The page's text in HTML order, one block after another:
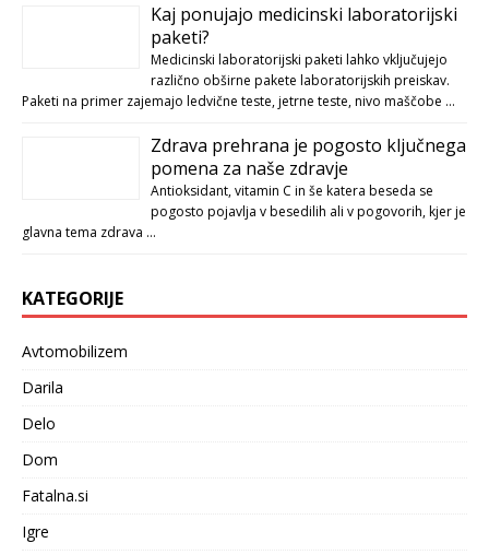
Kaj ponujajo medicinski laboratorijski
paketi?
Medicinski laboratorijski paketi lahko vključujejo
različno obširne pakete laboratorijskih preiskav.
Paketi na primer zajemajo ledvične teste, jetrne teste, nivo maščobe …
Zdrava prehrana je pogosto ključnega
pomena za naše zdravje
Antioksidant, vitamin C in še katera beseda se
pogosto pojavlja v besedilih ali v pogovorih, kjer je
glavna tema zdrava …
KATEGORIJE
Avtomobilizem
Darila
Delo
Dom
Fatalna.si
Igre